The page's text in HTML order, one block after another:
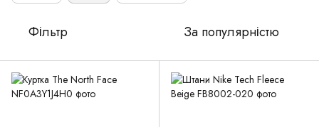
Фільтр За популярністю